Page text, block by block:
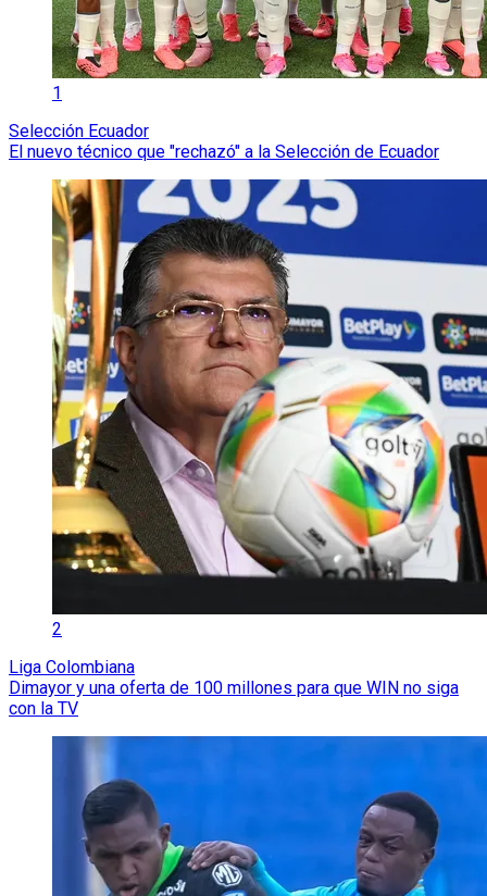
1
Selección Ecuador
El nuevo técnico que "rechazó" a la Selección de Ecuador
2
Liga Colombiana
Dimayor y una oferta de 100 millones para que WIN no siga
con la TV